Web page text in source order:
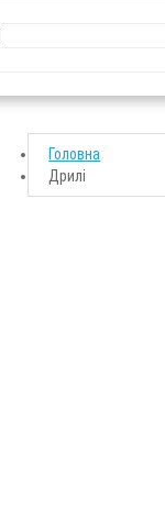
Головна
Дрилі